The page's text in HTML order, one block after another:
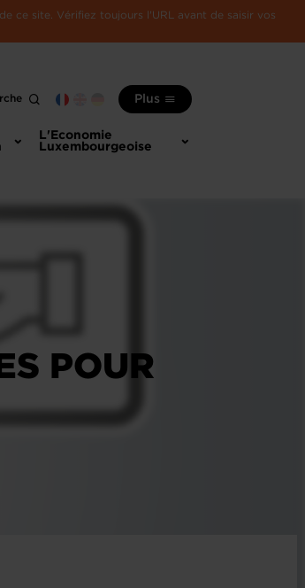
ce site. Vérifiez toujours l'URL avant de saisir vos
Plus
L'Economie
Luxembourgeoise
POUR